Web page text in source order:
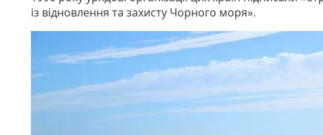
із відновлення та захисту Чорного моря».